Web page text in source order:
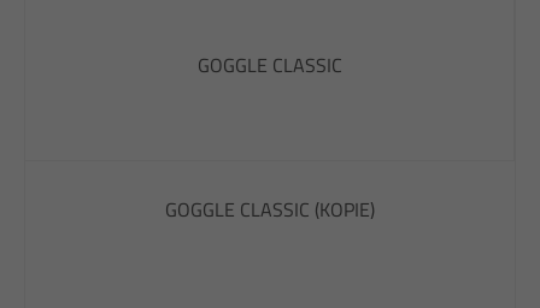
GOGGLE CLASSIC
GOGGLE CLASSIC (KOPIE)